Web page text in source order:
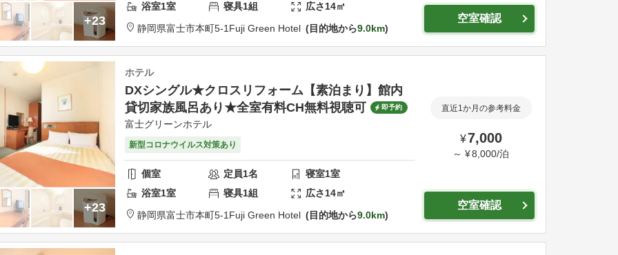
+23
浴室1室 寝具1組 広さ14㎡
静岡県富士市本町5-1 Fuji Green Hotel 目的地から9.0km
空室確認
+23
ホテル
DXシングル★クロスリフォーム【素泊まり】館内
貸切家族風呂あり★全室有料CH無料視聴可
即予約
富士グリーンホテル
新型コロナウイルス対策あり
個室 定員1名 寝室1室
浴室1室 寝具1組 広さ14㎡
静岡県富士市本町5-1 Fuji Green Hotel 目的地から9.0km
直近1か月の参考料金
¥7,000
～ ¥8,000/泊
空室確認